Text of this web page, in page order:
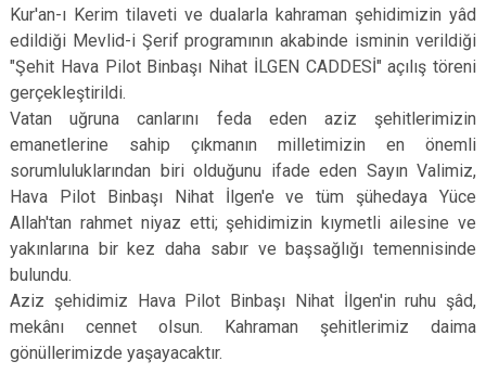
Kur'an-ı Kerim tilaveti ve dualarla kahraman şehidimizin yâd
edildiği Mevlid-i Şerif programının akabinde isminin verildiği
"Şehit Hava Pilot Binbaşı Nihat İLGEN CADDESİ" açılış töreni
gerçekleştirildi.
Vatan uğruna canlarını feda eden aziz şehitlerimizin
emanetlerine sahip çıkmanın milletimizin en önemli
sorumluluklarından biri olduğunu ifade eden Sayın Valimiz,
Hava Pilot Binbaşı Nihat İlgen'e ve tüm şühedaya Yüce
Allah'tan rahmet niyaz etti; şehidimizin kıymetli ailesine ve
yakınlarına bir kez daha sabır ve başsağlığı temennisinde
bulundu.
Aziz şehidimiz Hava Pilot Binbaşı Nihat İlgen'in ruhu şâd,
mekânı cennet olsun. Kahraman şehitlerimiz daima
gönüllerimizde yaşayacaktır.